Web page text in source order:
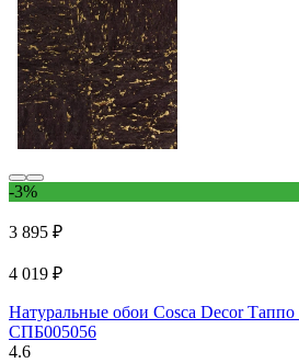
-3%
3 895 ₽
4 019 ₽
Натуральные обои Cosca Decor
СПБ005056
4.6